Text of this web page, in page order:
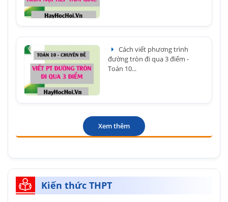
Cách viết phương trình
đường tròn đi qua 3 điểm -
Toán 10...
Xem thêm
Kiến thức THPT